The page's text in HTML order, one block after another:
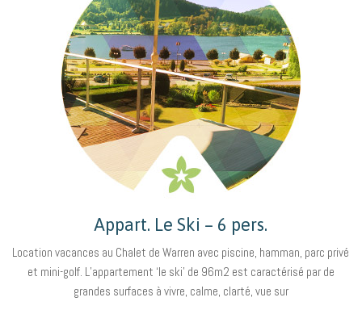
Appart. Le Ski – 6 pers.
Location vacances au Chalet de Warren avec piscine, hamman, parc privé
et mini-golf. L’appartement ‘le ski’ de 96m2 est caractérisé par de
grandes surfaces à vivre, calme, clarté, vue sur